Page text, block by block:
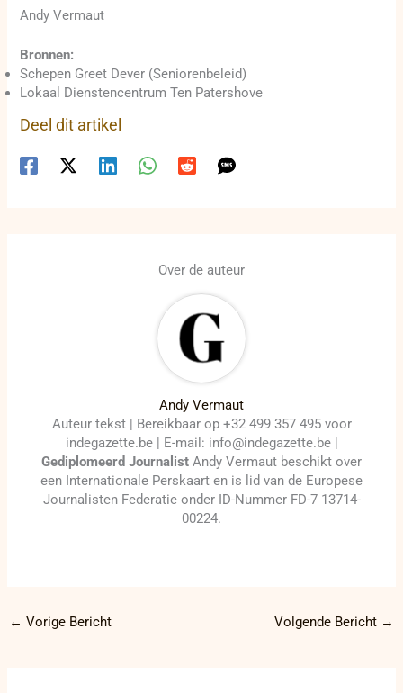
Andy Vermaut
Bronnen:
Schepen Greet Dever (Seniorenbeleid)
Lokaal Dienstencentrum Ten Patershove
Deel dit artikel
Over de auteur
Andy Vermaut
Auteur tekst | Bereikbaar op +32 499 357 495 voor
indegazette.be | E-mail: info@indegazette.be |
Gediplomeerd Journalist Andy Vermaut beschikt over
een Internationale Perskaart en is lid van de Europese
Journalisten Federatie onder ID-Nummer FD-7 13714-
00224.
← Vorige Bericht Volgende Bericht →